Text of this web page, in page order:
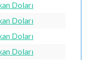
Doları
Doları
Doları
Doları